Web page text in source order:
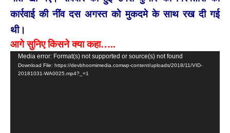
कार्रवाई की नींव दस अगस्त को मुकदमे के साथ रख दी गई
थी।
आगे सुनिए किसने क्या कहा…..
Video
Player
Media error: Format(s) not supported or source(s) not found
Download File: https://devbhoomimedia.comwp-content/uploads/2018/11/VID-
20181031-WA0025.mp4?_=1